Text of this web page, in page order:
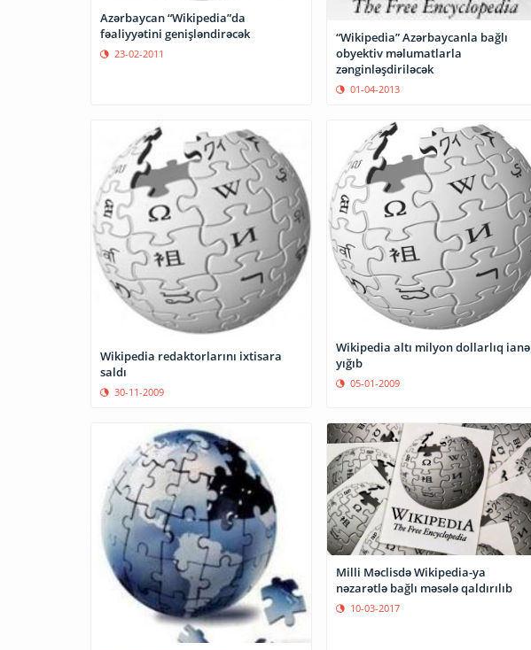
Azərbaycan “Wikipedia”da
fəaliyyətini genişləndirəcək
23-02-2011
“Wikipedia” Azərbaycanla bağlı
obyektiv məlumatlarla
zənginləşdiriləcək
01-04-2013
Wikipedia redaktorlarını ixtisara
saldı
30-11-2009
Wikipedia altı milyon dollarlıq ianə
yığıb
05-01-2009
Milli Məclisdə Wikipedia-ya
nəzarətlə bağlı məsələ qaldırılıb
10-03-2017